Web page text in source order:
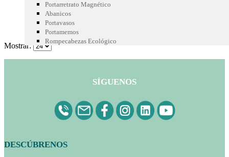
Portarretrato Magnético
Abanicos
Portavasos
Portamemos
Rompecabezas Ecológico
Imanes Decorativos
Leer más
Mostrar:
SÍGUENOS
DESCÚBRENOS